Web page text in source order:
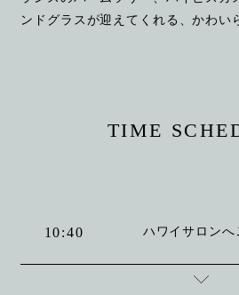
ンドグラスが迎えてくれる、かわい
TIME
10:40 ハワイサロンへ